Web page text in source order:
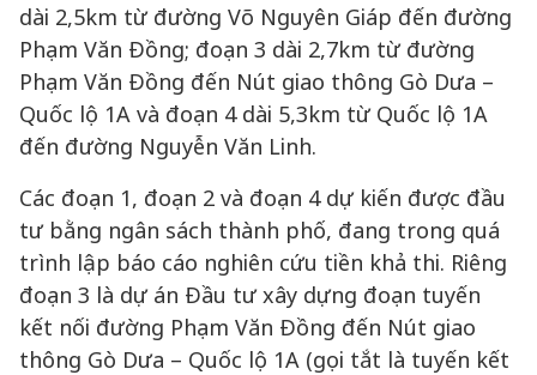
dài 2,5km từ đường Võ Nguyên Giáp đến đường
Phạm Văn Đồng; đoạn 3 dài 2,7km từ đường
Phạm Văn Đồng đến Nút giao thông Gò Dưa –
Quốc lộ 1A và đoạn 4 dài 5,3km từ Quốc lộ 1A
đến đường Nguyễn Văn Linh.
Các đoạn 1, đoạn 2 và đoạn 4 dự kiến được đầu
tư bằng ngân sách thành phố, đang trong quá
trình lập báo cáo nghiên cứu tiền khả thi. Riêng
đoạn 3 là dự án Đầu tư xây dựng đoạn tuyến
kết nối đường Phạm Văn Đồng đến Nút giao
thông Gò Dưa – Quốc lộ 1A (gọi tắt là tuyến kết